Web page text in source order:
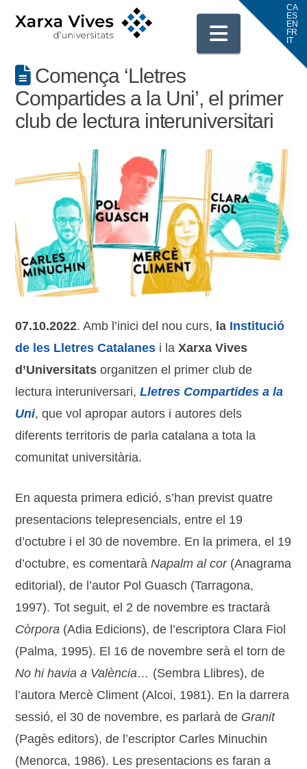
Comença ‘Lletres
Compartides a la Uni’, el primer
club de lectura interuniversitari
07.10.2022. Amb l’inici del nou curs, la Institució
de les Lletres Catalanes i laXarxa Vives
d’Universitats organitzen el primer club de
lectura interuniversari,Lletres Compartides a la
Uni, que vol apropar autors i autores dels
diferents territoris de parla catalana a tota la
comunitat universitària.
En aquesta primera edició, s’han previst quatre
presentacions telepresencials, entre el 19
d’octubre i el 30 de novembre. En la primera, el 19
d’octubre, es comentaràNapalm al cor(Anagrama
editorial), de l’autor Pol Guasch (Tarragona,
1997). Tot seguit, el 2 de novembre es tractarà
Còrpora (Adia Edicions), de l’escriptora Clara Fiol
(Palma, 1995). El 16 de novembre serà el torn de
No hi havia a València… (Sembra Llibres), de
l’autora Mercè Climent (Alcoi, 1981). En la darrera
sessió, el 30 de novembre, es parlarà de Granit
(Pagès editors), de l’escriptor Carles Minuchin
(Menorca, 1986). Les presentacions es faran a